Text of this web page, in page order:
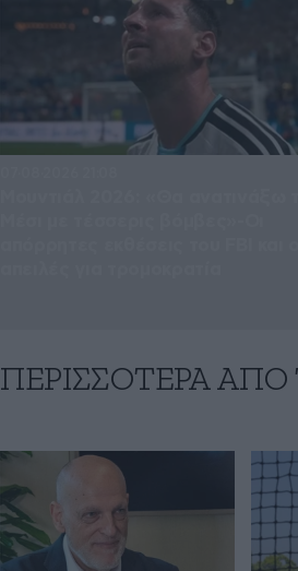
ΠΕΡΙΣΣΟΤΕΡΑ ΑΠΟ